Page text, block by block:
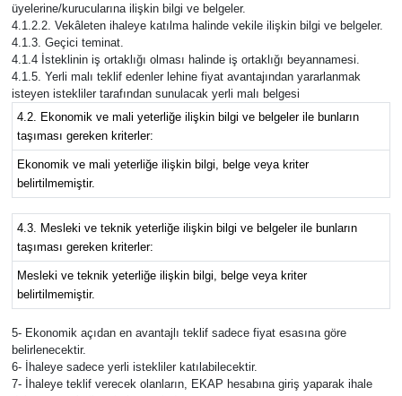
üyelerine/kurucularına ilişkin bilgi ve belgeler.
4.1.2.2. Vekâleten ihaleye katılma halinde vekile ilişkin bilgi ve belgeler.
4.1.3. Geçici teminat.
4.1.4 İsteklinin iş ortaklığı olması halinde iş ortaklığı beyannamesi.
4.1.5. Yerli malı teklif edenler lehine fiyat avantajından yararlanmak
isteyen istekliler tarafından sunulacak yerli malı belgesi
4.2. Ekonomik ve mali yeterliğe ilişkin bilgi ve belgeler ile bunların
taşıması gereken kriterler:
Ekonomik ve mali yeterliğe ilişkin bilgi, belge veya kriter
belirtilmemiştir.
4.3. Mesleki ve teknik yeterliğe ilişkin bilgi ve belgeler ile bunların
taşıması gereken kriterler:
Mesleki ve teknik yeterliğe ilişkin bilgi, belge veya kriter
belirtilmemiştir.
5- Ekonomik açıdan en avantajlı teklif sadece fiyat esasına göre
belirlenecektir.
6- İhaleye sadece yerli istekliler katılabilecektir.
7- İhaleye teklif verecek olanların, EKAP hesabına giriş yaparak ihale